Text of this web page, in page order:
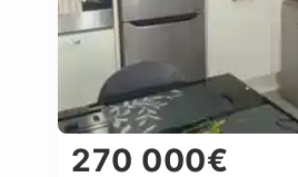
270 000€